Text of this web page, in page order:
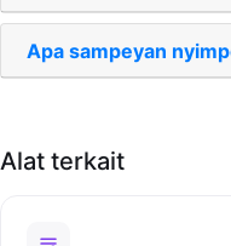
Apa sampeyan
Alat terkait